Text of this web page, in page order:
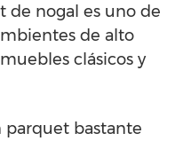
de nogal es uno de
de alto
clásicos y
parquet bastante